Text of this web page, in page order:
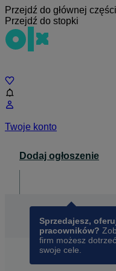
Przejdź do głównej części
Przejdź do stopki
Twoje konto
Dodaj ogłoszenie
Sprzedajesz,
pracowników?
firm możesz
swoje cele.